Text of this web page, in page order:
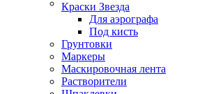
Краски Звезда
Для аэрографа
Под кисть
Грунтовки
Маркеры
Маскировочная лента
Растворители